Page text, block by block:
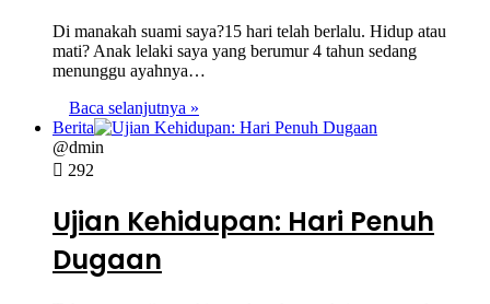
Di manakah suami saya?15 hari telah berlalu. Hidup atau
mati? Anak lelaki saya yang berumur 4 tahun sedang
menunggu ayahnya…
Baca selanjutnya »
Berita
@dmin
292
Ujian Kehidupan: Hari Penuh
Dugaan